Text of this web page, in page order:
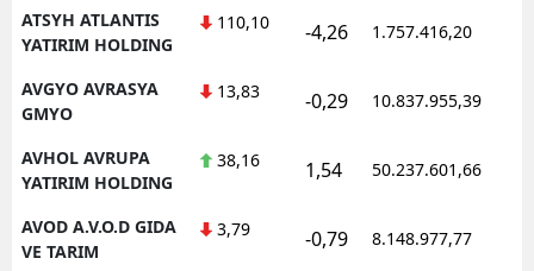
ATSYH ATLANTIS
YATIRIM HOLDING
110,10 -4,26 1.757.416,20
AVGYO AVRASYA
GMYO
13,83 -0,29 10.837.955,39
AVHOL AVRUPA
YATIRIM HOLDING
38,16 1,54 50.237.601,66
AVOD A.V.O.D GIDA
VE TARIM
3,79 -0,79 8.148.977,77